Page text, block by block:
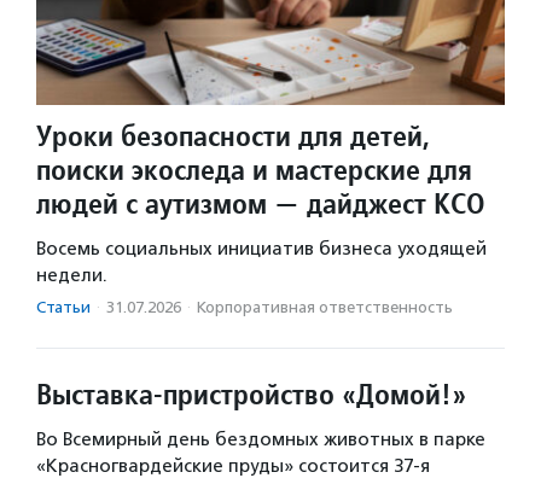
Уроки безопасности для детей,
поиски экоследа и мастерские для
людей с аутизмом — дайджест КСО
Восемь социальных инициатив бизнеса уходящей
недели.
Статьи · 31.07.2026 · Корпоративная ответственность
Выставка-пристройство «Домой!»
Во Всемирный день бездомных животных в парке
«Красногвардейские пруды» состоится 37-я